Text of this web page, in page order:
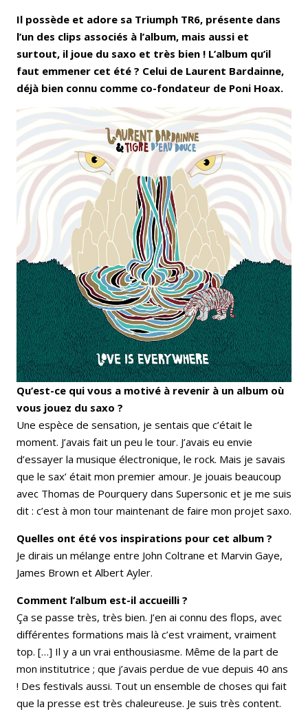
Il possède et adore sa Triumph TR6, présente dans
l’un des clips associés à l’album, mais aussi et
surtout, il joue du saxo et très bien ! L’album qu’il
faut emmener cet été ? Celui de Laurent Bardainne,
déjà bien connu comme co-fondateur de Poni Hoax.
Qu’est-ce qui vous a motivé à revenir à un album où
vous jouez du saxo ?
Une espèce de sensation, je sentais que c’était le
moment. J’avais fait un peu le tour. J’avais eu envie
d’essayer la musique électronique, le rock. Mais je savais
que le sax’ était mon premier amour. Je jouais beaucoup
avec Thomas de Pourquery dans Supersonic et je me suis
dit : c’est à mon tour maintenant de faire mon projet saxo.
Quelles ont été vos inspirations pour cet album ?
Je dirais un mélange entre John Coltrane et Marvin Gaye,
James Brown et Albert Ayler.
Comment l’album est-il accueilli ?
Ça se passe très, très bien. J’en ai connu des flops, avec
différentes formations mais là c’est vraiment, vraiment
top. […] Il y a un vrai enthousiasme. Même de la part de
mon institutrice ; que j’avais perdue de vue depuis 40 ans
! Des festivals aussi. Tout un ensemble de choses qui fait
que la presse est très chaleureuse. Je suis très content.